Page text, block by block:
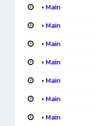
• Main
• Main
• Main
• Main
• Main
• Main
• Main